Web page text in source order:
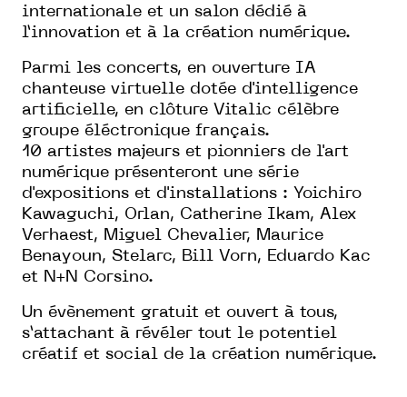
internationale et un salon dédié à
l’innovation et à la création numérique.
Parmi les concerts, en ouverture IA
chanteuse virtuelle dotée d'intelligence
artificielle, en clôture Vitalic célèbre
groupe éléctronique français.
10 artistes majeurs et pionniers de l'art
numérique présenteront une série
d'expositions et d'installations : Yoichiro
Kawaguchi, Orlan, Catherine Ikam, Alex
Verhaest, Miguel Chevalier, Maurice
Benayoun, Stelarc, Bill Vorn, Eduardo Kac
et N+N Corsino.
Un évènement gratuit et ouvert à tous,
s’attachant à révéler tout le potentiel
créatif et social de la création numérique.